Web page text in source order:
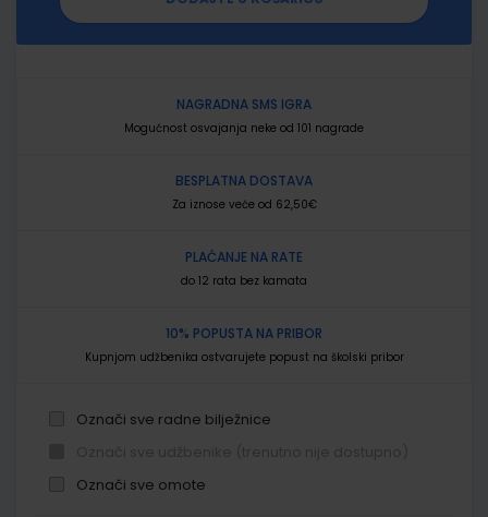
NAGRADNA SMS IGRA
Mogućnost osvajanja neke od 101 nagrade
BESPLATNA DOSTAVA
Za iznose veće od 62,50€
PLAĆANJE NA RATE
do 12 rata bez kamata
10% POPUSTA NA PRIBOR
Kupnjom udžbenika ostvarujete popust na školski pribor
Označi sve radne bilježnice
Označi sve omote